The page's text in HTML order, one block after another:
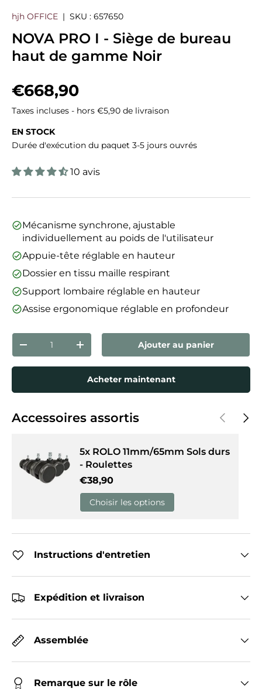
hjh OFFICE | SKU : 657650
NOVA PRO I - Siège de bureau
haut de gamme Noir
Prix habituel
€668,90
Taxes incluses - hors €5,90 de livraison
EN STOCK
Durée d'exécution du paquet 3-5 jours ouvrés
10 avis
Mécanisme synchrone, ajustable
individuellement au poids de l'utilisateur
Appuie-tête réglable en hauteur
Dossier en tissu maille respirant
Support lombaire réglable en hauteur
Assise ergonomique réglable en profondeur
Qté
Diminuer la quantitéAugmenter la quantité
Ajouter au panier
Acheter maintenant
Accessoires assortis Précédent
5x ROLO 11mm/65mm Sols durs
- Roulettes
Prix habituel
€38,90
Choisir les options
Instructions d'entretien
Expédition et livraison
Assemblée
Remarque sur le rôle